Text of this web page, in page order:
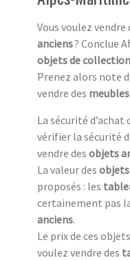
Vous voulez vendre
anciens? Conclue
objets de collection
Prenez alors note
vendre des
La sécurité d’achat
vérifier la sécurité
vendre des objets
La valeur des objets
proposés : les
certainement pas
anciens.
Le prix de ces objets
voulez vendre des